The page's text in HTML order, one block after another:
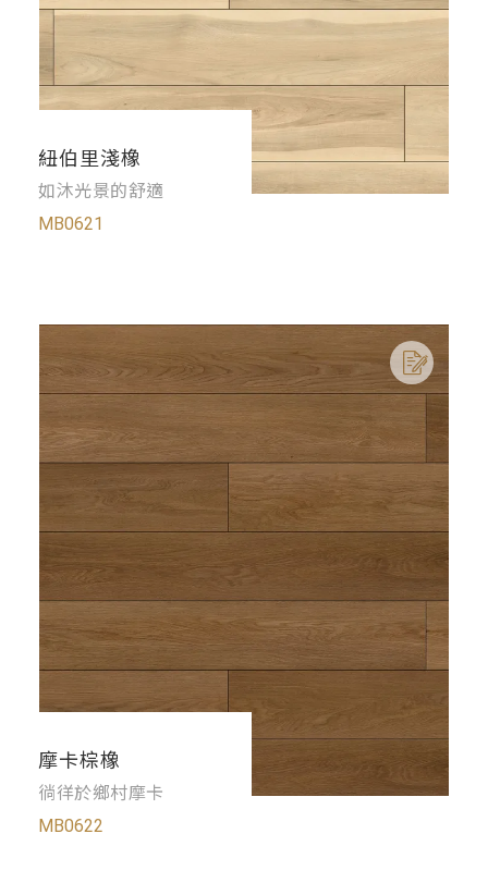
紐伯里淺橡
如沐光景的舒適
MB0621
摩卡棕橡
徜徉於鄉村摩卡
MB0622